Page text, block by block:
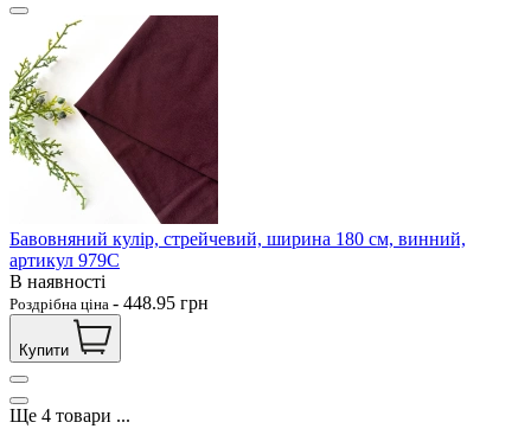
Бавовняний кулір, стрейчевий, ширина 180 см, винний,
артикул 979С
В наявності
Роздрібна ціна - 448.95 грн
Купити
Ще 4 товари ...